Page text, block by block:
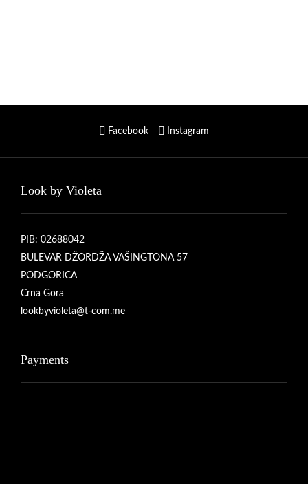
Facebook Instagram
Look by Violeta
PIB: 02688042
BULEVAR DŽORDŽA VAŠINGTONA 57
PODGORICA
Crna Gora
lookbyvioleta@t-com.me
Payments